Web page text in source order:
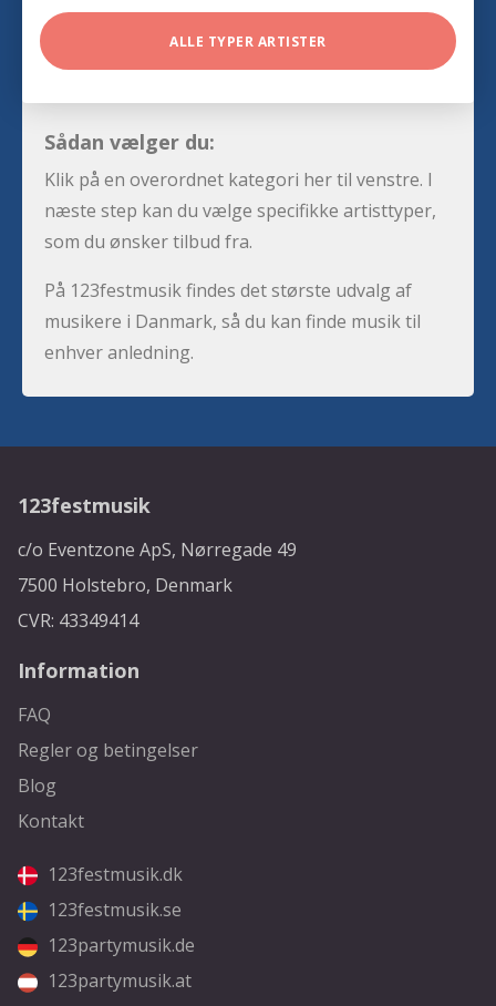
ALLE TYPER ARTISTER
Sådan vælger du:
Klik på en overordnet kategori her til venstre. I
næste step kan du vælge specifikke artisttyper,
som du ønsker tilbud fra.
På 123festmusik findes det største udvalg af
musikere i Danmark, så du kan finde musik til
enhver anledning.
123festmusik
c/o Eventzone ApS, Nørregade 49
7500 Holstebro, Denmark
CVR: 43349414
Information
FAQ
Regler og betingelser
Blog
Kontakt
123festmusik.dk
123festmusik.se
123partymusik.de
123partymusik.at